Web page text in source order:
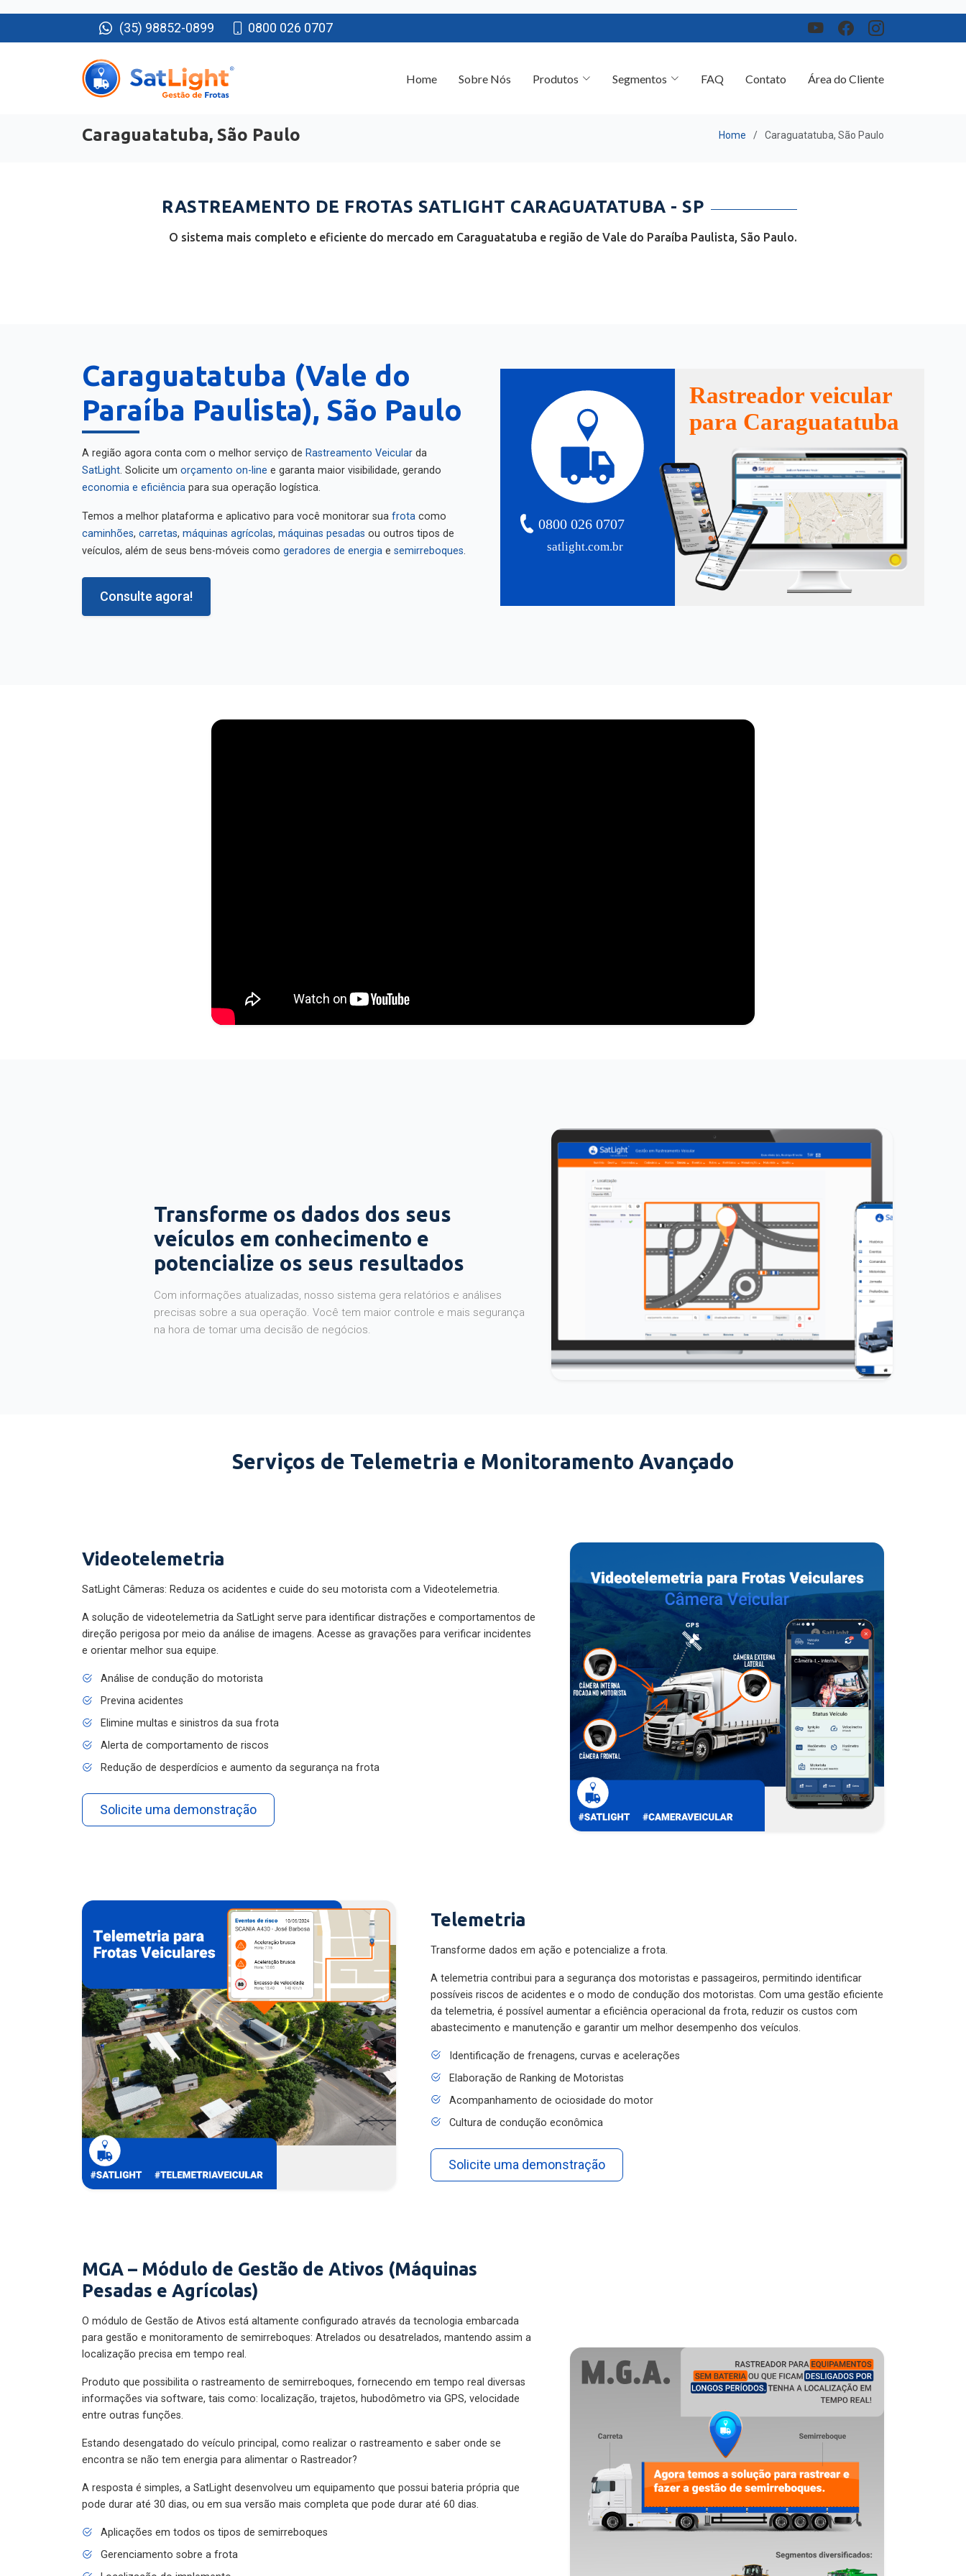
(35) 98852-0899 0800 026 0707
Caraguatatuba, São Paulo
RASTREAMENTO DE FROTAS SATLIGHT CARAGUATATUBA - SP
O sistema mais completo e eficiente do mercado em Caraguatatuba e região de Vale do Paraíba Paulista, São Paulo.
Caraguatatuba (Vale do
Paraíba Paulista), São Paulo
A região agora conta com o melhor serviço de Rastreamento Veicular
da
SatLight
. Solicite um orçamento on-line
e garanta maior visibilidade, gerando
economia e eficiência
para sua operação logística.
Temos a melhor plataforma e aplicativo para você monitorar sua frota
caminhões
máquinas agrícolas máquinas pesadas
ou outros tipos de
veículos, além de seus bens-móveis como
geradores de energia semirreboques
Consulte agora!
satlight.com.br
0800 026 0707
Rastreador veicular
para Caraguatatuba
Transforme os dados dos seus
veículos em conhecimento e
potencialize os seus resultados
Com informações atualizadas, nosso sistema gera relatórios e análises
precisas sobre a sua operação. Você tem maior controle e mais segurança
na hora de tomar uma decisão de negócios.
Serviços de Telemetria e Monitoramento Avançado
Videotelemetria
SatLight Câmeras: Reduza os acidentes e cuide do seu motorista com a Videotelemetria.
A solução de videotelemetria da SatLight serve para identificar distrações e comportamentos de
direção perigosa por meio da análise de imagens. Acesse as gravações para verificar incidentes
e orientar melhor sua equipe.
Análise de condução do motorista
Previna acidentes
Elimine multas e sinistros da sua frota
Alerta de comportamento de riscos
Redução de desperdícios e aumento da segurança na frota
Solicite uma demonstração
Telemetria
Transforme dados em ação e potencialize a frota.
A telemetria contribui para a segurança dos motoristas e passageiros, permitindo identificar
possíveis riscos de acidentes e o modo de condução dos motoristas. Com uma gestão eficiente
da telemetria, é possível aumentar a eficiência operacional da frota, reduzir os custos com
abastecimento e manutenção e garantir um melhor desempenho dos veículos.
Identificação de frenagens, curvas e acelerações
Elaboração de Ranking de Motoristas
Acompanhamento de ociosidade do motor
Cultura de condução econômica
Solicite uma demonstração
MGA – Módulo de Gestão de Ativos (Máquinas
Pesadas e Agrícolas)
O módulo de Gestão de Ativos está altamente configurado através da tecnologia embarcada
para gestão e monitoramento de semirreboques: Atrelados ou desatrelados, mantendo assim a
localização precisa em tempo real.
Produto que possibilita o rastreamento de semirreboques, fornecendo em tempo real diversas
informações via software, tais como: localização, trajetos, hubodômetro via GPS, velocidade
entre outras funções.
Estando desengatado do veículo principal, como realizar o rastreamento e saber onde se
encontra se não tem energia para alimentar o Rastreador?
A resposta é simples, a SatLight desenvolveu um equipamento que possui bateria própria que
pode durar até 30 dias, ou em sua versão mais completa que pode durar até 60 dias.
Aplicações em todos os tipos de semirreboques
Gerenciamento sobre a frota
Localização do implemento